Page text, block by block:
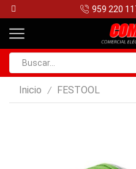
959 220
Inicio / FESTOOL